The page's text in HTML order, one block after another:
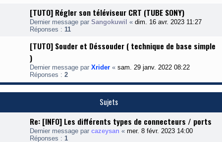
[TUTO] Régler son téléviseur CRT (TUBE SONY)
Dernier message par Sangokuwil « dim. 16 avr. 2023 11:27
Réponses : 11
[TUTO] Souder et Déssouder ( technique de base simple
)
Dernier message par Xrider « sam. 29 janv. 2022 08:22
Réponses : 2
Sujets
Re: [INFO] Les différents types de connecteurs / ports
Dernier message par cazeysan « mer. 8 févr. 2023 14:00
Réponses : 1